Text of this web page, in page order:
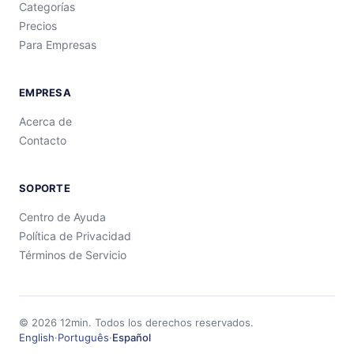
Categorías
Precios
Para Empresas
EMPRESA
Acerca de
Contacto
SOPORTE
Centro de Ayuda
Política de Privacidad
Términos de Servicio
© 2026 12min. Todos los derechos reservados.
English·Português·Español